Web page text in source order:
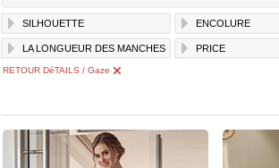
SILHOUETTE ENCOLURE
LA LONGUEUR DES MANCHES PRICE
RETOUR DéTAILS / Gaze